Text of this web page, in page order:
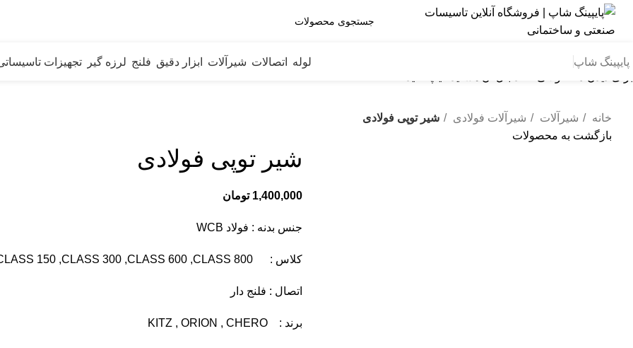
پایپینگ شاپ لوله اتصالات شیرآلات ابزار دقیق فلنج لرزه گیر تجهیزات
خانه شیرآلات شیرآلات فولادی
شیر توپی فولادی
بازگشت به محصولات
شیر توپی فولادی
تومان
جنس بدنه : فولاد WCB
کلاس : CLASS 150 ,CLASS 300 ,CLASS 600 ,CLASS 800
اتصال : فلنج دار
برند : KITZ , ORION , CHERO